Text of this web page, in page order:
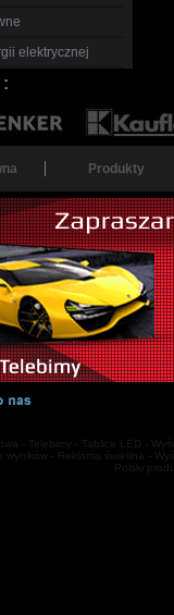
elektrycznej
Produkty
- Telebimy - Tablice LED -
wyników - Reklama świetlna -
Polski